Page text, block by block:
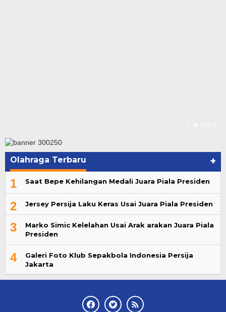
Olahraga Terbaru +
1 Saat Bepe Kehilangan Medali Juara Piala Presiden
2 Jersey Persija Laku Keras Usai Juara Piala Presiden
3
Marko Simic Kelelahan Usai Arak arakan Juara Piala
Presiden
4
Galeri Foto Klub Sepakbola Indonesia Persija
Jakarta